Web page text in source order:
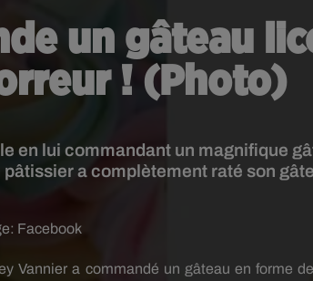
un gâteau
! (Photo)
en lui commandant un magnifique
a complètement raté son
Facebook
Vannier a commandé un gâteau en forme